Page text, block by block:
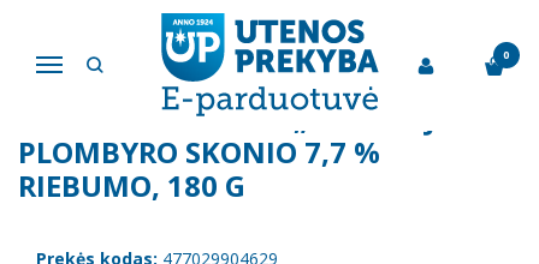
Navigacija
0
Varškės produktai
Desertinė varškė „Žemaitijos" plombyro skonio 7,7 % riebumo, 180 g
DESERTINĖ VARŠKĖ „ŽEMAITIJOS"
PLOMBYRO SKONIO 7,7 %
RIEBUMO, 180 G
Prekės kodas: 477029904629